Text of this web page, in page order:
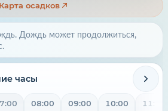
Карта осадков
Дождь может продолжиться,
часы
08:00 09:00 10:00 11:00